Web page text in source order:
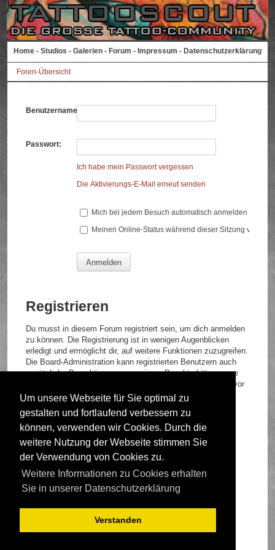
Um unsere Webseite für Sie optimal zu
gestalten und fortlaufend verbessern zu
können, verwenden wir Cookies. Durch die
weitere Nutzung der Webseite stimmen Sie
der Verwendung von Cookies zu.
Weitere Informationen zu Cookies erhalten
Sie in unserer Datenschutzerklärung
Verstanden
Home - Studios - Galerien - Forum - Impressum - Datenschutzerklärung
Foren-Übersicht
Benutzername:
Passwort:
Ich habe mein Passwort vergessen
Die Aktivierungs-E-Mail erneut senden
Mich bei jedem Besuch automatisch anmelden
Meinen Online-Status während dieser Sitzung
Registrieren
Du musst in diesem Forum registriert sein, um dich anmelden
zu können. Die Registrierung ist in wenigen Augenblicken
erledigt und ermöglicht dir, auf weitere Funktionen zuzugreifen.
Die Board-Administration kann registrierten Benutzern auch
zusätzliche Berechtigungen zuweisen. Beachte bitte unsere
Nutzungsbedingungen und die verwandten Regelungen, bevor
du dich registrierst. Bitte beachte auch die jeweiligen
Forenregeln, wenn du dich in diesem Board bewegst.
Nutzungsbedingungen|Datenschutzrichtlinie
Registrieren
Foren-Übersicht
Deutsche Übersetzung durchphpBB.de